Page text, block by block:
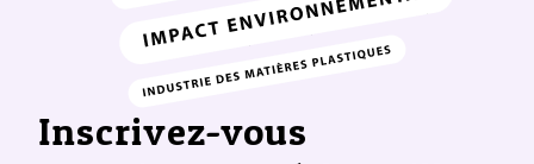
Inscrivez-vous